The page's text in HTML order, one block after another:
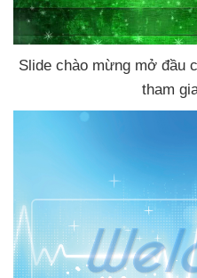
Slide chào mừng mở đầu
tham